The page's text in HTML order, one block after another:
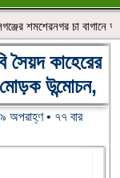
শমশেরনগর চা বাগানে
সৈয়দ কাহেরের
উন্মোচন,
অপরাহ্ণ • ৭৭ বার